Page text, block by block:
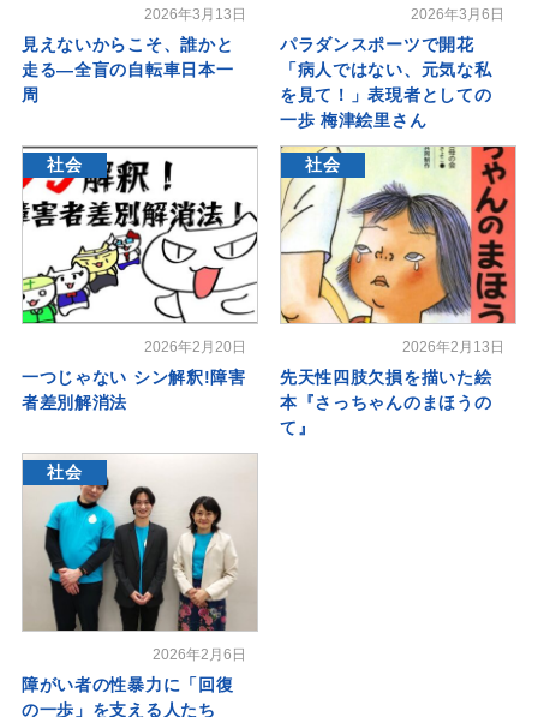
2026年3月13日
見えないからこそ、誰かと
走る―全盲の自転車日本一
周
2026年3月6日
パラダンスポーツで開花
「病人ではない、元気な私
を見て！」表現者としての
一歩 梅津絵里さん
社会
2026年2月20日
一つじゃない シン解釈!障害
者差別解消法
社会
2026年2月13日
先天性四肢欠損を描いた絵
本『さっちゃんのまほうの
て』
社会
2026年2月6日
障がい者の性暴力に「回復
の一歩」を支える人たち